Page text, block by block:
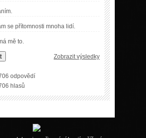
se přítomnosti mnoha lidí.
mě to.
Zobrazit výsledky
odpovědí
hlasů